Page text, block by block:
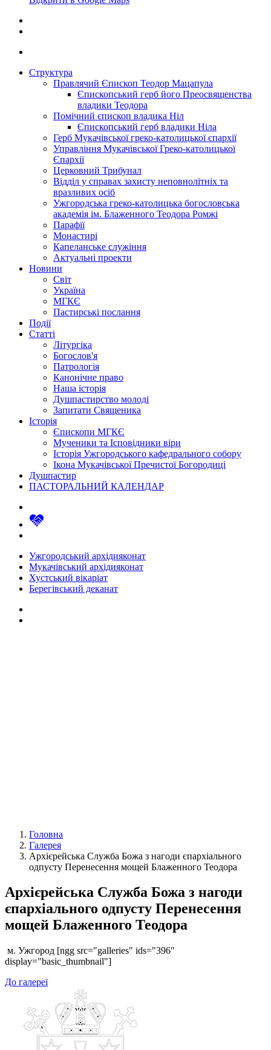
Структура
Правлячий Єпископ Теодор Мацапула
Єпископський герб його Преосвященства
владики Теодора
Помічний єпископ владика Ніл
Єпископський герб владики Ніла
Герб Мукачівської греко-католицької єпархії
Управління Мукачівської Греко-католицької
Єпархії
Церковний Трибунал
Відділ у справах захисту неповнолітніх та
вразливих осіб
Ужгородська греко-католицька богословська
академія ім. Блаженного Теодора Ромжі
Парафії
Монастирі
Капеланське служіння
Актуальні проекти
Новини
Світ
Україна
МГКЄ
Пастирські послання
Події
Статті
Літургіка
Богослов'я
Патрологія
Канонічне право
Наша історія
Душпастирство молоді
Запитати Священика
Історія
Єпископи МГКЄ
Мученики та Ісповідники віри
Історія Ужгородського кафедрального собору
Ікона Мукачівської Пречистої Богородиці
Душпастир
ПАСТОРАЛЬНИЙ КАЛЕНДАР
Ужгородський архідияконат
Мукачівський архідияконат
Хустський вікаріат
Берегівський деканат
Головна
Галерея
Архієрейська Служба Божа з нагоди єпархіального
одпусту Перенесення мощей Блаженного Теодора
Архієрейська Служба Божа з нагоди
єпархіального одпусту Перенесення
мощей Блаженного Теодора
м. Ужгород [ngg src="galleries" ids="396"
display="basic_thumbnail"]
До галереї